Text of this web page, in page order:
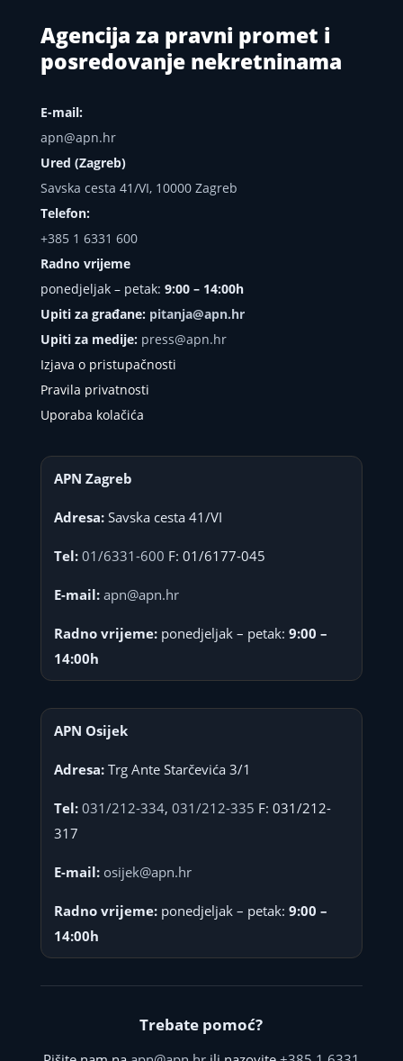
Agencija za pravni promet i
posredovanje nekretninama
E-mail:
apn@apn.hr
Ured (Zagreb)
Savska cesta 41/VI, 10000 Zagreb
Telefon:
+385 1 6331 600
Radno vrijeme
ponedjeljak – petak: 9:00 – 14:00h
Upiti za građane: pitanja@apn.hr
Upiti za medije: press@apn.hr
Izjava o pristupačnosti
Pravila privatnosti
Uporaba kolačića
APN Zagreb
Adresa:Savska cesta 41/VI
Tel: 01/6331-600 F: 01/6177-045
E-mail: apn@apn.hr
Radno vrijeme:ponedjeljak – petak: 9:00 –
14:00h
APN Osijek
Adresa:Trg Ante Starčevića 3/1
Tel: 031/212-334, 031/212-335 F: 031/212-
317
E-mail: osijek@apn.hr
Radno vrijeme:ponedjeljak – petak: 9:00 –
14:00h
Trebate pomoć?